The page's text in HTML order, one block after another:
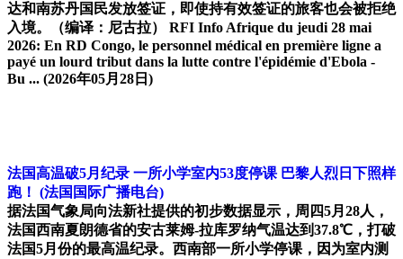
达和南苏丹国民发放签证，即使持有效签证的旅客也会被拒绝
入境。（编译：尼古拉） RFI Info Afrique du jeudi 28 mai
2026: En RD Congo, le personnel médical en première ligne a
payé un lourd tribut dans la lutte contre l'épidémie d'Ebola -
Bu ... (2026年05月28日)
法国高温破5月纪录 一所小学室内53度停课 巴黎人烈日下照样
跑！ (法国国际广播电台)
据法国气象局向法新社提供的初步数据显示，周四5月28人，
法国西南夏朗德省的安古莱姆-拉库罗纳气温达到37.8℃，打破
法国5月份的最高温纪录。西南部一所小学停课，因为室内测